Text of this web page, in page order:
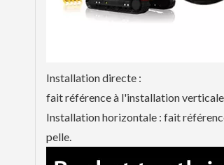
Installation directe :
fait référence à l'installation
Installation horizontale : fait
pelle.